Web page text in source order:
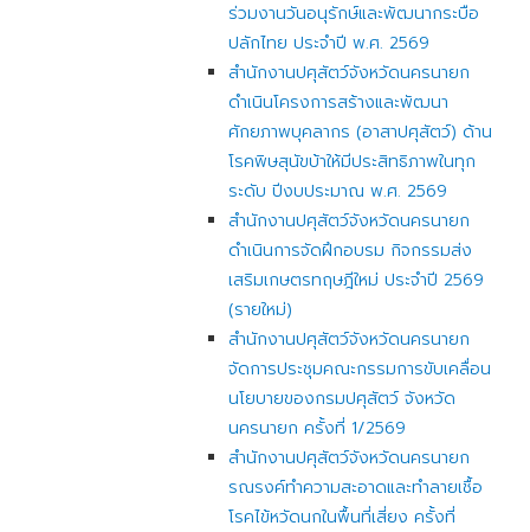
ร่วมงานวันอนุรักษ์และพัฒนากระบือ
ปลักไทย ประจำปี พ.ศ. 2569
สำนักงานปศุสัตว์จังหวัดนครนายก
ดำเนินโครงการสร้างและพัฒนา
ศักยภาพบุคลากร (อาสาปศุสัตว์) ด้าน
โรคพิษสุนัขบ้าให้มีประสิทธิภาพในทุก
ระดับ ปีงบประมาณ พ.ศ. 2569
สำนักงานปศุสัตว์จังหวัดนครนายก
ดำเนินการจัดฝึกอบรม กิจกรรมส่ง
เสริมเกษตรทฤษฎีใหม่ ประจำปี 2569
(รายใหม่)
สำนักงานปศุสัตว์จังหวัดนครนายก
จัดการประชุมคณะกรรมการขับเคลื่อน
นโยบายของกรมปศุสัตว์ จังหวัด
นครนายก ครั้งที่ 1/2569
สำนักงานปศุสัตว์จังหวัดนครนายก
รณรงค์ทำความสะอาดและทำลายเชื้อ
โรคไข้หวัดนกในพื้นที่เสี่ยง ครั้งที่